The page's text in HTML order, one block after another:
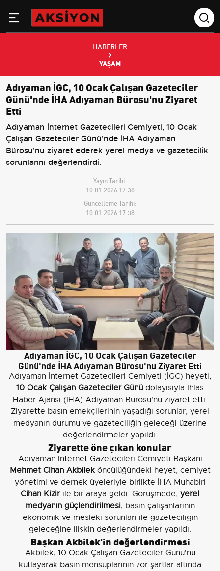
HABERLER
YAŞAM
Adıyaman İGC, 10 Ocak Çalışan Gazeteciler
Günü'nde İHA Adıyaman Bürosu'nu Ziyaret
Etti
Adıyaman İnternet Gazetecileri Cemiyeti, 10 Ocak
Çalışan Gazeteciler Günü'nde İHA Adıyaman
Bürosu'nu ziyaret ederek yerel medya ve gazetecilik
sorunlarını değerlendirdi.
Yayın Tarihi:
10.01.2026 17:38
Güncelleme Tarihi:
10.01.2026 17:38
Adıyaman İGC, 10 Ocak Çalışan Gazeteciler
Günü'nde İHA Adıyaman Bürosu'nu Ziyaret Etti
Adıyaman İnternet Gazetecileri Cemiyeti (İGC) heyeti,
10 Ocak Çalışan Gazeteciler Günü dolayısıyla İhlas
Haber Ajansı (İHA) Adıyaman Bürosu'nu ziyaret etti.
Ziyarette basın emekçilerinin yaşadığı sorunlar, yerel
medyanın durumu ve gazeteciliğin geleceği üzerine
değerlendirmeler yapıldı.
Ziyarette öne çıkan konular
Adıyaman İnternet Gazetecileri Cemiyeti Başkanı
Mehmet Cihan Akbileköncülüğündeki heyet, cemiyet
yönetimi ve dernek üyeleriyle birlikte İHA Muhabiri
Cihan Kizirile bir araya geldi. Görüşmede; yerel
medyanın güçlendirilmesi, basın çalışanlarının
ekonomik ve mesleki sorunları ile gazeteciliğin
geleceğine ilişkin değerlendirmeler yapıldı.
Başkan Akbilek'in değerlendirmesi
Akbilek, 10 Ocak Çalışan Gazeteciler Günü'nü
kutlayarak basın mensuplarının zor şartlar altında